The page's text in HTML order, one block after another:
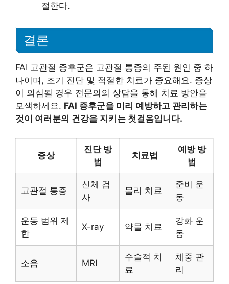
절한다.
결론
FAI 고관절 증후군은 고관절 통증의 주된 원인 중 하
나이며, 조기 진단 및 적절한 치료가 중요해요. 증상
이 의심될 경우 전문의의 상담을 통해 치료 방안을
모색하세요. FAI 증후군을 미리 예방하고 관리하는
것이 여러분의 건강을 지키는 첫걸음입니다.
증상
진단 방
법
치료법
예방 방
법
고관절 통증
신체 검
사
물리 치료
준비 운
동
운동 범위 제
한
X-ray 약물 치료
강화 운
동
소음 MRI
수술적 치
료
체중 관
리